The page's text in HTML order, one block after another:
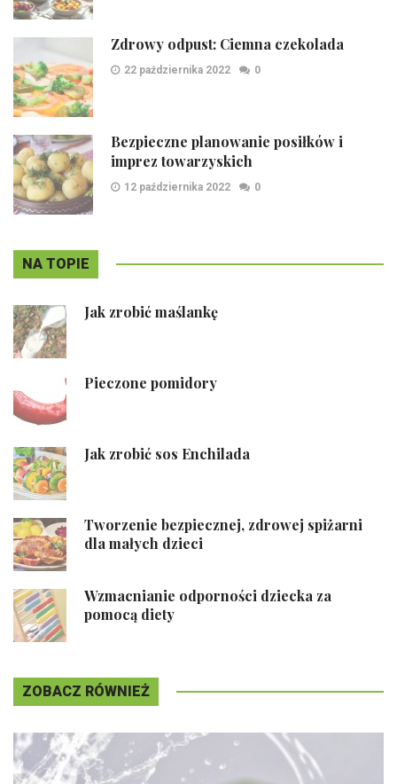
Zdrowy odpust: Ciemna czekolada
22 października 2022 0
Bezpieczne planowanie posiłków i
imprez towarzyskich
12 października 2022 0
NA TOPIE
Jak zrobić maślankę
Pieczone pomidory
Jak zrobić sos Enchilada
Tworzenie bezpiecznej, zdrowej spiżarni
dla małych dzieci
Wzmacnianie odporności dziecka za
pomocą diety
ZOBACZ RÓWNIEŻ